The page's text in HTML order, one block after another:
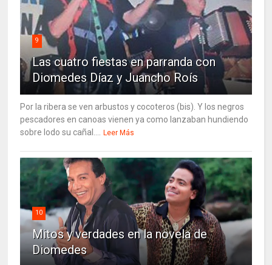
9
Las cuatro fiestas en parranda con
Diomedes Díaz y Juancho Roís
Por la ribera se ven arbustos y cocoteros (bis). Y los negros
pescadores en canoas vienen ya como lanzaban hundiendo
sobre lodo su cañal.... Leer Más
10
Mitos y verdades en la novela de
Diomedes